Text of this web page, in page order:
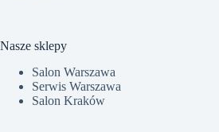
Nasze sklepy
Salon Warszawa
Serwis Warszawa
Salon Kraków